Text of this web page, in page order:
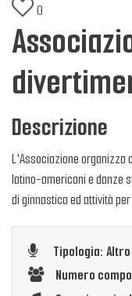
0
Descrizione
L'Associazione organizza
latino-americani e danze
di ginnastica ed attività
Tipologia: Altro
Numero